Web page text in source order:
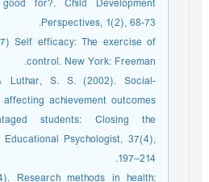
for?. Child Development
Perspectives, 1(2), 68-73.
Self efficacy: The exercise of
control. New York: Freeman.
Luthar, S. S. (2002). Social-
achievement outcomes
students: Closing the
Educational Psychologist, 37(4),
197–214.